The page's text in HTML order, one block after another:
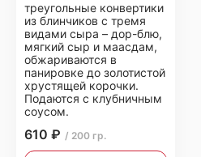
треугольные конвертики
из блинчиков с тремя
видами сыра – дор-блю,
мягкий сыр и маасдам,
обжариваются в
панировке до золотистой
хрустящей корочки.
Подаются с клубничным
соусом.
610 ₽ / 200 гр.